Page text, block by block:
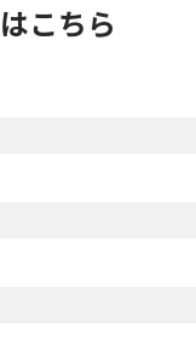
こちら